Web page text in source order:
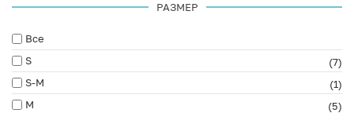
РАЗМЕР
Все
S
(7)
S-M
(1)
M
(5)